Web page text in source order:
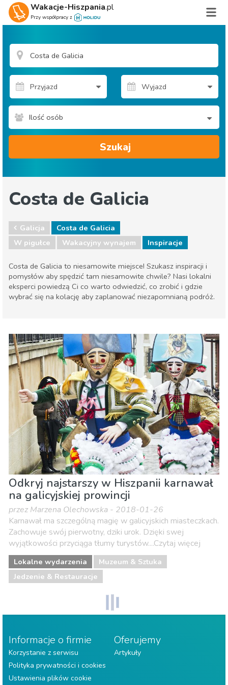
Wakacje-Hiszpania.pl
Przy współpracy z
Ilość osób
Szukaj
Costa de Galicia
Galicja
Costa de Galicia
W pigułce
Wakacyjny wynajem Inspiracje
Costa de Galicia to niesamowite miejsce! Szukasz inspiracji i
pomysłów aby spędzić tam niesamowite chwile? Nasi lokalni
eksperci powiedzą Ci co warto odwiedzić, co zrobić i gdzie
wybrać się na kolację aby zaplanować niezapomnianą podróż.
Jedzenie & Restauracje
Lokalne wydarzenia
Muzeum & Sztuka
Odkryj najstarszy w Hiszpanii karnawał
na galicyjskiej prowincji
przez Marzena Olechowska - 2018-01-26
Karnawał ma szczególną magię w galicyjskich miasteczkach.
Zachowuje swój pierwotny, dziki urok. Dzięki swej
wyjątkowości przyciąga tłumy turystów....Czytaj więcej
Lokalne wydarzenia
Muzeum & Sztuka
Jedzenie & Restauracje
Informacje o firmie
Korzystanie z serwisu
Polityka prywatności i cookies
Ustawienia plików cookie
Oferujemy
Artykuły